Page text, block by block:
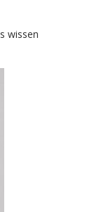
wissen